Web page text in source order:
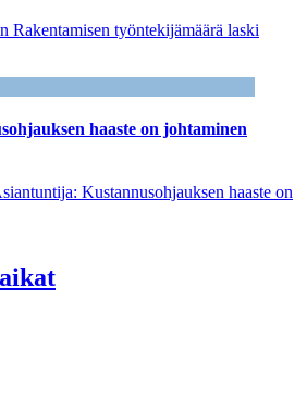
Rakentamisen työntekijämäärä laski
haaste on johtaminen
Kustannusohjauksen haaste on